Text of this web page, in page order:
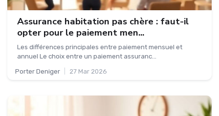
Assurance habitation pas chère : faut-il
opter pour le paiement men...
Les différences principales entre paiement mensuel et
annuel Le choix entre un paiement assuranc...
Porter Deniger 27 Mar 2026